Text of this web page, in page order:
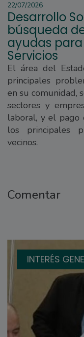
22/07/2026
Desarrollo
búsqueda
ayudas
Servicios
El área del
principales
en su comunidad,
sectores y
laboral, y el pago
los principales
vecinos.
Comentar
INTERÉS